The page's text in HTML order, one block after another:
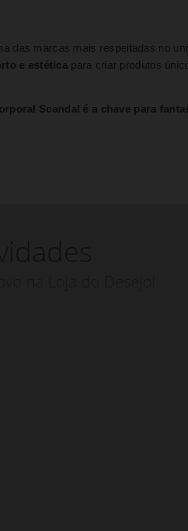
das marcas mais respeitadas no
e estética para criar produtos
Scandal é a chave para